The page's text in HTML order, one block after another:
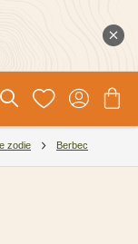
zodie Berbec